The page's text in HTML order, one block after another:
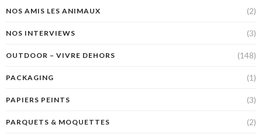
NOS AMIS LES ANIMAUX (2)
NOS INTERVIEWS (3)
OUTDOOR – VIVRE DEHORS (148)
PACKAGING (1)
PAPIERS PEINTS (3)
PARQUETS & MOQUETTES (2)